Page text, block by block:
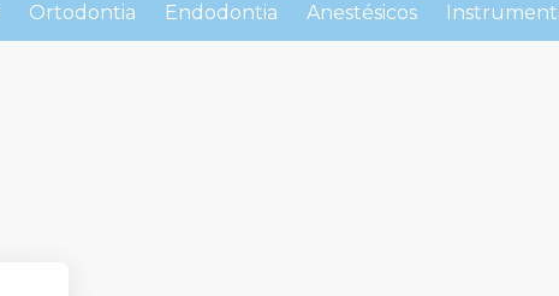
Ortodontia Endodontia Anestésicos